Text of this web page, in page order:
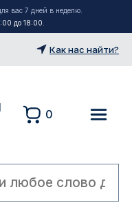
вас 7 дней в неделю.
до 18:00.
Как нас найти?
0